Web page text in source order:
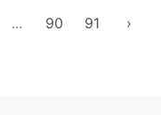
... 90 91 ›